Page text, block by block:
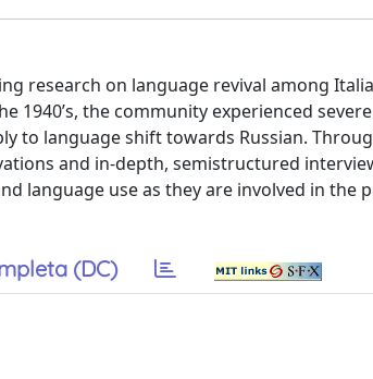
research on language revival among
1940’s, the community experienced
to language shift towards Russian.
and in-depth, semistructured
language use as they are involved in the
(DC)